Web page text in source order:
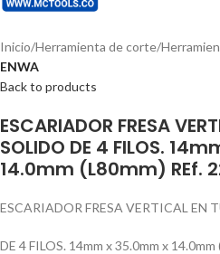
Inicio Herramienta de corte
ENWA
Back to products
ESCARIADOR FRESA
SOLIDO DE 4 FILOS.
14.0mm (L80mm) REf.
ESCARIADOR FRESA VERTICAL EN
DE 4 FILOS. 14mm x 35.0mm x 14.0mm